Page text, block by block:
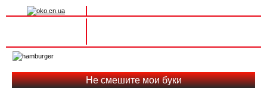
navigation
Не смешите мои буки